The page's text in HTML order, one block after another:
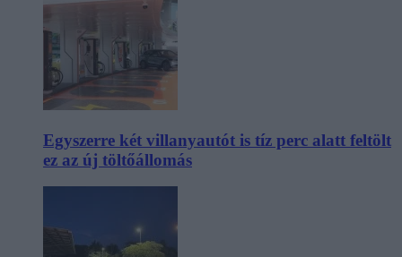
Egyszerre két villanyautót is tíz perc alatt feltölt
ez az új töltőállomás